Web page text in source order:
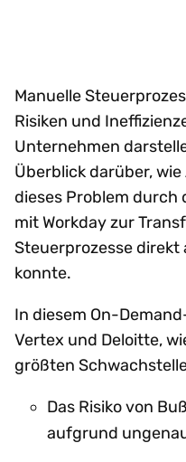
Manuelle
Risiken und
Unternehmen
Überblick darüber, wie
dieses Problem durch
mit Workday zur
Steuerprozesse direkt
konnte.
In diesem On-
Vertex und Deloitte,
größten
Das Risiko von
aufgrund